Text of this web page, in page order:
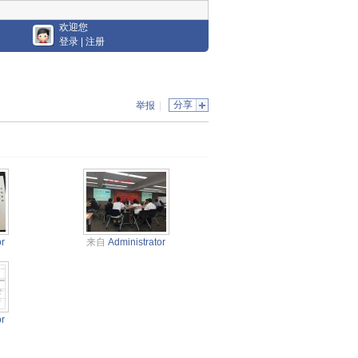
欢迎您
登录
注册
分享
举报
来自 Administrator